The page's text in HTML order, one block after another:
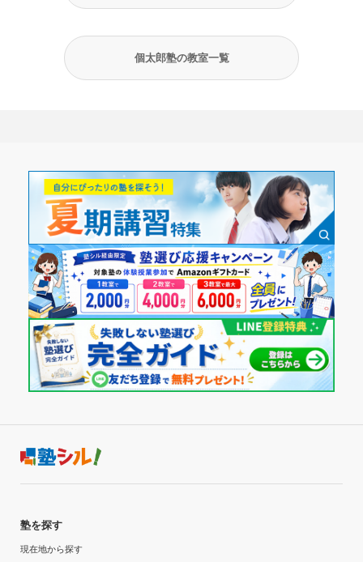
個太郎塾の教室一覧
塾を探す
現在地から探す